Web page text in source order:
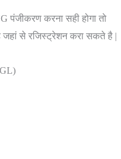
करना सही होगा तो
जहां से रजिस्ट्रेशन करा सकते है |